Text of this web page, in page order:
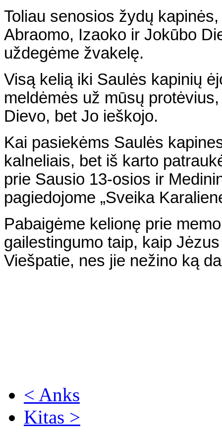
Toliau senosios žydų
Abraomo, Izaoko ir Jokūbo
uždegėme žvakelę.
Visą kelią iki Saulės kapinių
meldėmės už mūsų
Dievo, bet Jo ieškojo.
Kai pasiekėms Saulės
kalneliais, bet iš karto
prie Sausio 13-osios ir
pagiedojome „Sveika
Pabaigėme kelionę prie
gailestingumo taip, kaip
Viešpatie, nes jie nežino ką
< Anks
Kitas >